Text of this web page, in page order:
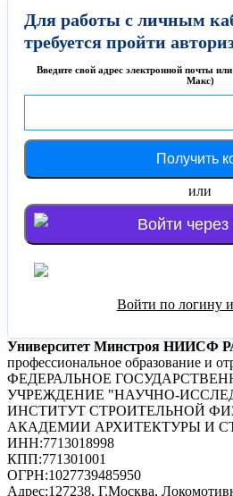
Для работы с личным
требуется пройти
Введите свой адрес электронной почты
Макс)
или
Войти через
Войти через Яндекс
Войти по логину
Университет Минстроя НИИСФ
профессиональное образование и
ФЕДЕРАЛЬНОЕ
УЧРЕЖДЕНИЕ "НАУЧНО-
ИНСТИТУТ СТРОИТЕЛЬНОЙ
АКАДЕМИИ АРХИТЕКТУРЫ И
ИНН:7713018998
КПП:771301001
ОГРН:1027739485950
Адрес:127238, Г.Москва,